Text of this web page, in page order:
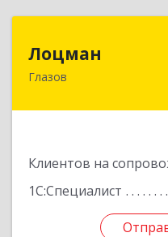
Лоцман
Глазов
Клиентов на
1С:Специалист
427620,